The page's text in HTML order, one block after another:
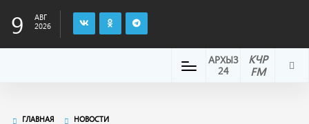
9
АВГ
2026
КЧР
FM
АРХЫЗ
24
ГЛАВНАЯ
НОВОСТИ